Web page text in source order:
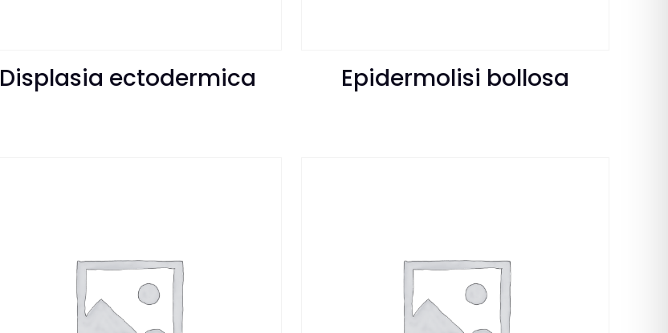
Displasia ectodermica Epidermolisi bollosa